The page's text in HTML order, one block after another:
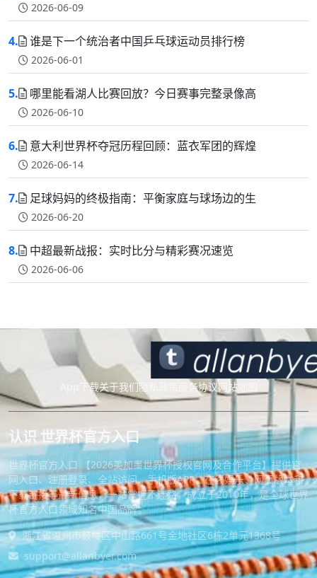
2026-06-09
4. 谁是下一个统治者中国乒乓球运动员排行榜
2026-06-01
5. 哪里能看湖人比赛回放？今日赛事完整录像高
2026-06-10
6. 意大利世界杯夺冠历程回顾：蓝衣军团的辉煌
2026-06-14
7. 足球妈妈的终极指南：平衡家庭与球场边的生
2026-06-20
8. 中超最新战报：实时比分与精彩赛况速览
2026-06-06
App下载关于我们隐私政策 服务协议网站地图
认识 世界杯官方入口
世界杯官方入口 【2026美加墨世界杯授权官网及合作平台】提供官
网入口、注册登录、全站访问、手机版APP、在线娱乐、网页版本和
下载链接等最新信息，一站掌握不迷路。成立于2010年，是全球世界
杯官方入口领域知名中国品牌。
浙江省温州市鼓楼区中山路661号金地社区6栋2单元1368号
support@allanbyer.com